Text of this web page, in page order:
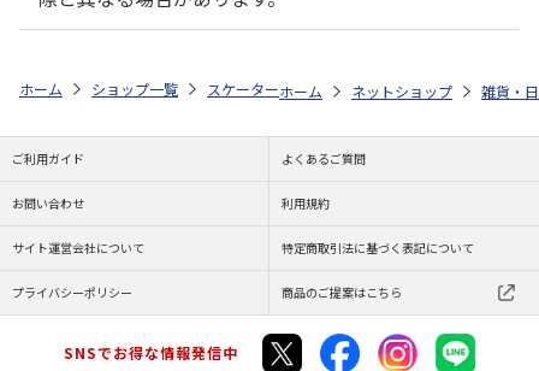
ホーム ショップ一覧 スケーター ビニールバッグ SNOOPY ネオンカ
ホーム ネットショップ 雑貨・
ご利用ガイド よくあるご質問
お問い合わせ 利用規約
サイト運営会社について 特定商取引法に基づく表記について
プライバシーポリシー 商品のご提案はこちら
SNSでお得な情報発信中